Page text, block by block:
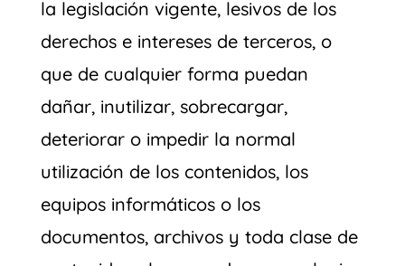
la legislación vigente, lesivos de los
derechos e intereses de terceros, o
que de cualquier forma puedan
dañar, inutilizar, sobrecargar,
deteriorar o impedir la normal
utilización de los contenidos, los
equipos informáticos o los
documentos, archivos y toda clase de